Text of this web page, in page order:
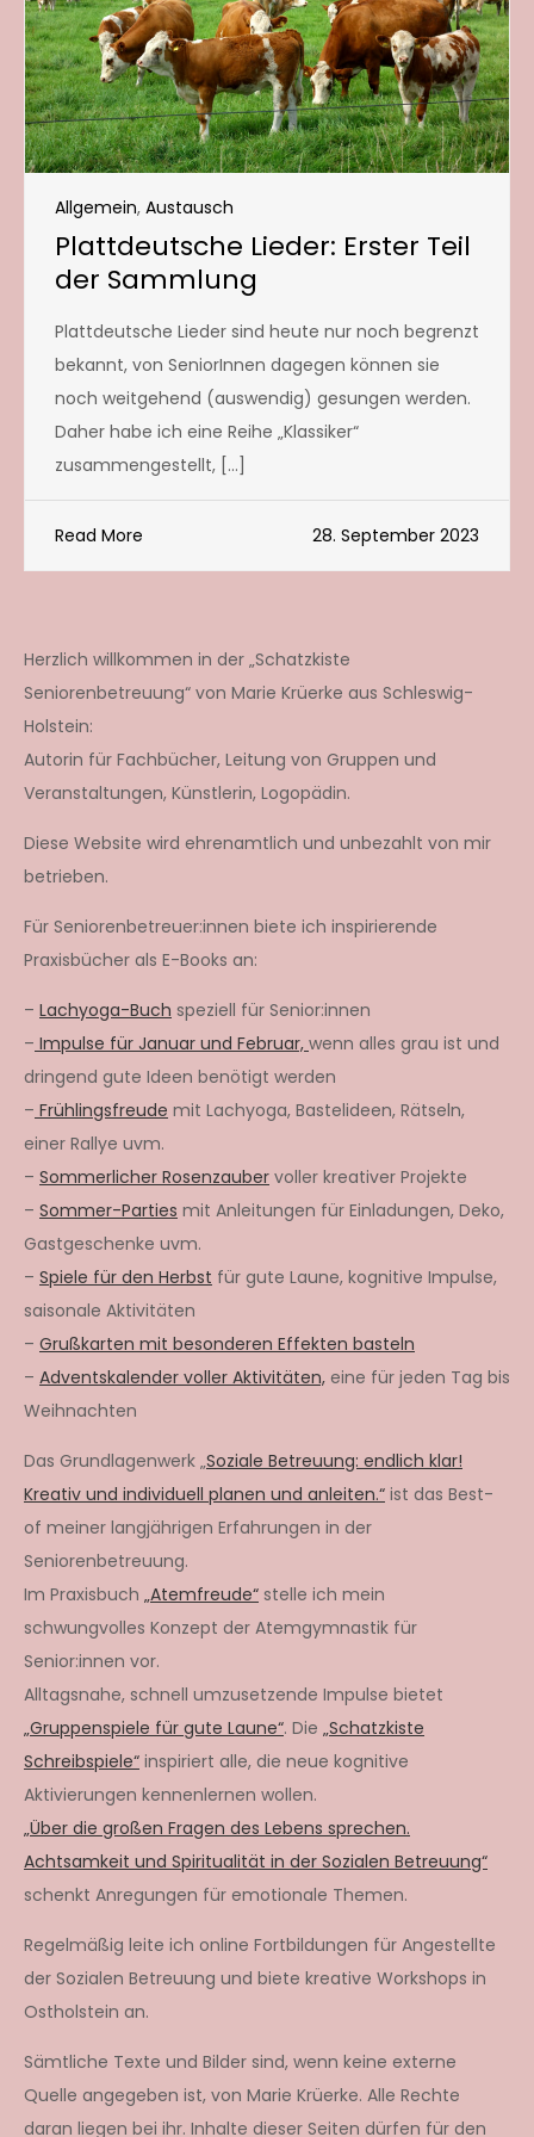
Allgemein, Austausch
Plattdeutsche Lieder: Erster Teil
der Sammlung
Plattdeutsche Lieder sind heute nur noch begrenzt
bekannt, von SeniorInnen dagegen können sie
noch weitgehend (auswendig) gesungen werden.
Daher habe ich eine Reihe „Klassiker“
zusammengestellt, […]
Read More 28. September 2023
Herzlich willkommen in der „Schatzkiste
Seniorenbetreuung“ von Marie Krüerke aus Schleswig-
Holstein:
Autorin für Fachbücher, Leitung von Gruppen und
Veranstaltungen, Künstlerin, Logopädin.
Diese Website wird ehrenamtlich und unbezahlt von mir
betrieben.
Für Seniorenbetreuer:innen biete ich inspirierende
Praxisbücher als E-Books an:
– Lachyoga-Buch speziell für Senior:innen
– Impulse für Januar und Februar, wenn alles grau ist und
dringend gute Ideen benötigt werden
– Frühlingsfreude mit Lachyoga, Bastelideen, Rätseln,
einer Rallye uvm.
– Sommerlicher Rosenzauber voller kreativer Projekte
– Sommer-Parties mit Anleitungen für Einladungen, Deko,
Gastgeschenke uvm.
– Spiele für den Herbst für gute Laune, kognitive Impulse,
saisonale Aktivitäten
– Grußkarten mit besonderen Effekten basteln
– Adventskalender voller Aktivitäten, eine für jeden Tag bis
Weihnachten
Das Grundlagenwerk „Soziale Betreuung: endlich klar!
Kreativ und individuell planen und anleiten.“ ist das Best-
of meiner langjährigen Erfahrungen in der
Seniorenbetreuung.
Im Praxisbuch „Atemfreude“ stelle ich mein
schwungvolles Konzept der Atemgymnastik für
Senior:innen vor.
Alltagsnahe, schnell umzusetzende Impulse bietet
„Gruppenspiele für gute Laune“. Die „Schatzkiste
Schreibspiele“ inspiriert alle, die neue kognitive
Aktivierungen kennenlernen wollen.
„Über die großen Fragen des Lebens sprechen.
Achtsamkeit und Spiritualität in der Sozialen Betreuung“
schenkt Anregungen für emotionale Themen.
Regelmäßig leite ich online Fortbildungen für Angestellte
der Sozialen Betreuung und biete kreative Workshops in
Ostholstein an.
Sämtliche Texte und Bilder sind, wenn keine externe
Quelle angegeben ist, von Marie Krüerke. Alle Rechte
daran liegen bei ihr. Inhalte dieser Seiten dürfen für den